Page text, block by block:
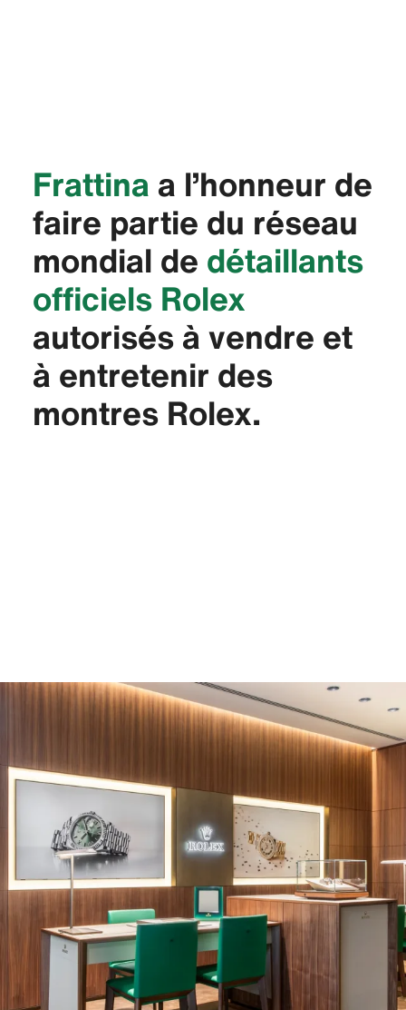
‭Frattina‬ a l’honneur de
faire partie du réseau
mondial de détaillants
officiels Rolex
autorisés à vendre et
à entretenir des
montres Rolex.